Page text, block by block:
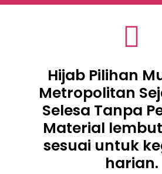
Hijab Pilihan
Metropolitan
Selesa Tanpa
Material
sesuai untuk
harian.